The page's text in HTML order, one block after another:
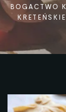
BOGACTWO